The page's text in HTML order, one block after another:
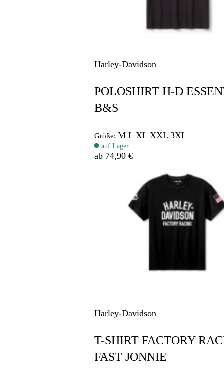
Harley-Davidson
POLOSHIRT H-D
B&S
Größe: ML XL XXL3XL
auf Lager
ab 74,90 €
Harley-Davidson
T-SHIRT FACTORY
FAST JONNIE